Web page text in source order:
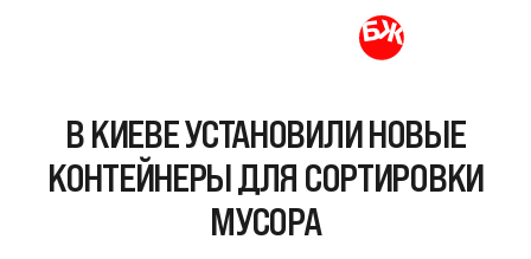
В КИЕВЕ УСТАНОВИЛИ НОВЫЕ
КОНТЕЙНЕРЫ ДЛЯ СОРТИРОВКИ
МУСОРА